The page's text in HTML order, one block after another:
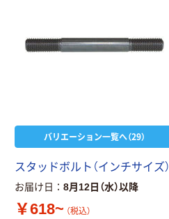
バリエーション一覧へ（29）
スタッドボルト（インチサイズ）
お届け日 8月12日（水）以降
￥618~ （税込）
1枚 7-5817-11
カゴへ
ップモップE
【ワンタッチモ
ップ(クリップモ
ップ)用】
￥637~ （税込）